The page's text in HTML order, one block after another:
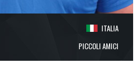
ITALIA
PICCOLI AMICI